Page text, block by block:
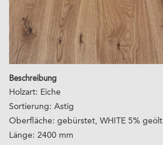
Beschreibung
Holzart: Eiche
Sortierung: Astig
Oberfläche: gebürstet, WHITE 5% geölt
Länge: 2400 mm